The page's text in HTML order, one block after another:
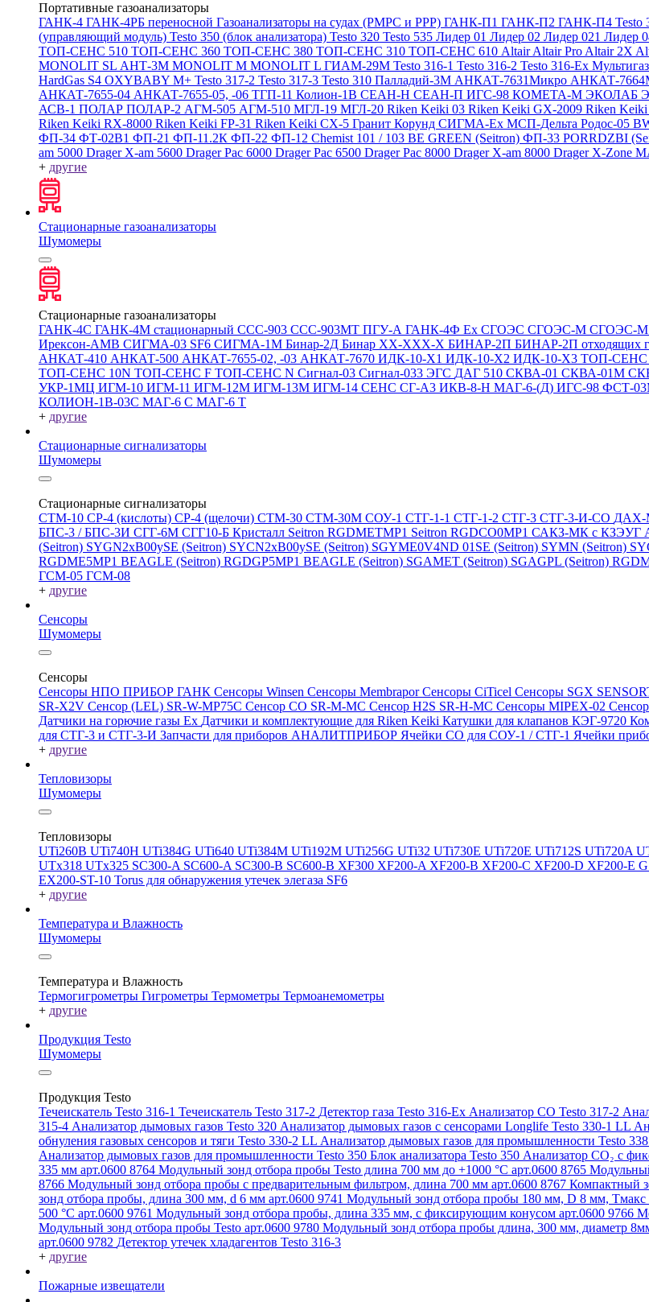
Портативные газоанализаторы
ГАНК-4 ГАНК-4РБ переносной Газоанализаторы на судах (РМРС и РРР) ГАНК-П1 ГАНК-П2 ГАНК-П4 Testo
(управляющий модуль) Testo 350 (блок анализатора) Testo 320 Testo 535 Лидер 01 Лидер 02 Лидер 021 Лидер
ТОП-СЕНС 510 ТОП-СЕНС 360 ТОП-СЕНС 380 ТОП-СЕНС 310 ТОП-СЕНС 610 AltairAltair Pro Altair 2X
MONOLIT SL АНТ-3М MONOLIT M MONOLIT L ГИАМ-29М Testo 316-1 Testo 316-2 Testo 316-Ex
HardGas S4 OXYBABY M+ Testo 317-2 Testo 317-3 Testo 310 Палладий-3М АНКАТ-7631Микро АНКАТ-
АНКАТ-7655-04 АНКАТ-7655-05, -06 ТГП-11 Колион-1В СЕАН-Н СЕАН-П ИГС-98 КОМЕТА-М ЭКОЛАБ
АСВ-1 ПОЛАР ПОЛАР-2 АГМ-505 АГМ-510 МГЛ-19 МГЛ-20 Riken Keiki 03 Riken Keiki GX-2009 Riken
Riken Keiki RX-8000 Riken Keiki FP-31 Riken Keiki CX-5 Гранит Корунд СИГМА-Ех МСП-Дельта Родос-05
ФП-34 ФТ-02В1 ФП-21 ФП-11.2К ФП-22 ФП-12 Chemist 101 / 103 BE GREEN (Seitron) ФП-33 PORRDZBI
am 5000 Drager X-am 5600 Drager Pac 6000 Drager Pac 6500 Drager Pac 8000 Drager X-am 8000 Drager X-Zone
+ другие
Стационарные газоанализаторы
Шумомеры
Стационарные газоанализаторы
ГАНК-4С ГАНК-4М стационарный ССС-903 ССС-903МТ ПГУ-А ГАНК-4Ф Ex СГОЭС СГОЭС-М СГОЭС-
Ирексон-АМВ СИГМА-03 SF6 СИГМА-1М Бинар-2Д Бинар ХХ-ХХХ-Х БИНАР-2П БИНАР-2П отходящих
АНКАТ-410 АНКАТ-500 АНКАТ-7655-02, -03 АНКАТ-7670 ИДК-10-Х1 ИДК-10-Х2 ИДК-10-Х3 ТОП-СЕНС
ТОП-СЕНС 10N ТОП-СЕНС F ТОП-СЕНС N Сигнал-03 Сигнал-033 ЭГС ДАГ 510 СКВА-01 СКВА-01М
УКР-1МЦ ИГМ-10 ИГМ-11 ИГМ-12М ИГМ-13М ИГМ-14 СЕНС СГ-А3 ИКВ-8-Н МАГ-6-(Д) ИГС-98 ФСТ-
КОЛИОН-1В-03С МАГ-6 С МАГ-6 Т
+ другие
Стационарные сигнализаторы
Шумомеры
Стационарные сигнализаторы
СТМ-10 СР-4 (кислоты) СР-4 (щелочи) СТМ-30 СТМ-30М СОУ-1 СТГ-1-1 СТГ-1-2 СТГ-3 СТГ-3-И-CO
БПС-3 / БПС-3И СГГ-6М СГГ10-Б Кристалл Seitron RGDMETMP1 Seitron RGDCO0MP1 САКЗ-МК с КЗЭУГ
(Seitron) SYGN2xB00ySE (Seitron) SYCN2xB00ySE (Seitron) SGYME0V4ND 01SE (Seitron) SYMN (Seitron)
RGDME5MP1 BEAGLE (Seitron) RGDGP5MP1 BEAGLE (Seitron) SGAMET (Seitron) SGAGPL (Seitron)
ГСМ-05 ГСМ-08
+ другие
Сенсоры
Шумомеры
Сенсоры
Сенсоры НПО ПРИБОР ГАНК Сенсоры Winsen Сенсоры MembraporСенсоры CiTicel Сенсоры SGX
SR-X2V Сенсор (LEL) SR-W-MP75C Сенсор CO SR-M-MC Сенсор H2S SR-H-MC Сенсоры MIPEX-02
Датчики на горючие газы Ex Датчики и комплектующие для Riken Keiki Катушки для клапанов КЭГ-9720
для СТГ-3 и СТГ-3-И Запчасти для приборов АНАЛИТПРИБОР Ячейки CO для СОУ-1 / СТГ-1 Ячейки
+ другие
Тепловизоры
Шумомеры
Тепловизоры
UTi260В UTi740H UTi384G UTi640 UTi384M UTi192M UTi256G UTi32 UTi730E UTi720E UTi712S UTi720A
UTx318 UTx325 SC300-A SC600-A SC300-B SC600-B XF300 XF200-A XF200-B XF200-C XF200-D XF200-E
EX200-ST-10 Torus для обнаружения утечек элегаза SF6
+ другие
Температура и Влажность
Шумомеры
Температура и Влажность
Термогигрометры Гигрометры Термометры Термоанемометры
+ другие
Продукция Testo
Шумомеры
Продукция Testo
Течеискатель Testo 316-1 Течеискатель Testo 317-2 Детектор газа Testo 316-Ex Анализатор CO Testo 317-2
315-4 Анализатор дымовых газов Testo 320 Анализатор дымовых газов с сенсорами Longlife Testo 330-1 LL
обнуления газовых сенсоров и тяги Testo 330-2 LL Анализатор дымовых газов для промышленности Testo
Анализатор дымовых газов для промышленности Testo 350 Блок анализатора Testo 350 Анализатор СО₂ с
335 мм арт.0600 8764 Модульный зонд отбора пробы Testo длина 700 мм до +1000 °С арт.0600 8765
8766 Модульный зонд отбора пробы с предварительным фильтром, длина 700 мм арт.0600 8767 Компактный
зонд отбора пробы, длина 300 мм, d 6 мм арт.0600 9741 Модульный зонд отбора пробы 180 мм, D 8 мм, Tмакс
500 °C арт.0600 9761 Модульный зонд отбора пробы, длина 335 мм, с фиксирующим конусом арт.0600 9766
Модульный зонд отбора пробы Testo арт.0600 9780 Модульный зонд отбора пробы длина, 300 мм, диаметр
арт.0600 9782 Детектор утечек хладагентов Testo 316-3
+ другие
Пожарные извещатели